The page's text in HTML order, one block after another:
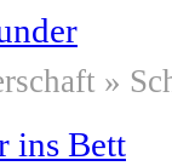
»
ins Bett